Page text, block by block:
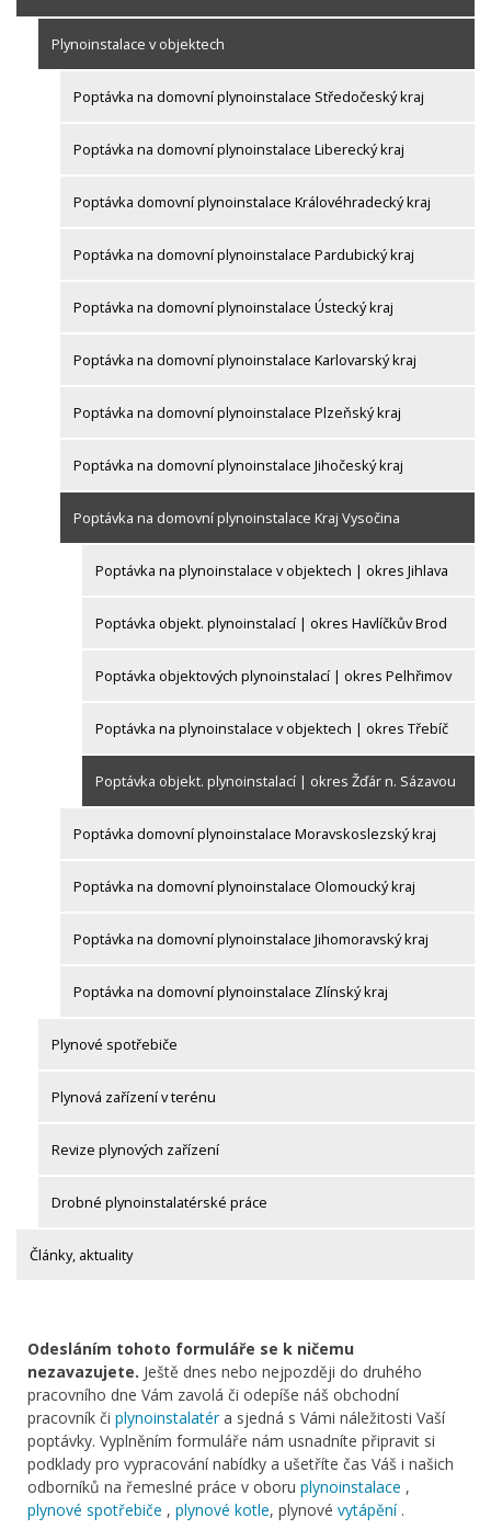
Plynoinstalace v objektech
Poptávka na domovní plynoinstalace Středočeský kraj
Poptávka na domovní plynoinstalace Liberecký kraj
Poptávka domovní plynoinstalace Královéhradecký kraj
Poptávka na domovní plynoinstalace Pardubický kraj
Poptávka na domovní plynoinstalace Ústecký kraj
Poptávka na domovní plynoinstalace Karlovarský kraj
Poptávka na domovní plynoinstalace Plzeňský kraj
Poptávka na domovní plynoinstalace Jihočeský kraj
Poptávka na domovní plynoinstalace Kraj Vysočina
Poptávka na plynoinstalace v objektech | okres Jihlava
Poptávka objekt. plynoinstalací | okres Havlíčkův Brod
Poptávka objektových plynoinstalací | okres Pelhřimov
Poptávka na plynoinstalace v objektech | okres Třebíč
Poptávka objekt. plynoinstalací | okres Žďár n. Sázavou
Poptávka domovní plynoinstalace Moravskoslezský kraj
Poptávka na domovní plynoinstalace Olomoucký kraj
Poptávka na domovní plynoinstalace Jihomoravský kraj
Poptávka na domovní plynoinstalace Zlínský kraj
Plynové spotřebiče
Plynová zařízení v terénu
Revize plynových zařízení
Drobné plynoinstalatérské práce
Články, aktuality
Odesláním tohoto formuláře se k ničemu
nezavazujete. Ještě dnes nebo nejpozději do druhého
pracovního dne Vám zavolá či odepíše náš obchodní
pracovník či plynoinstalatéra sjedná s Vámi náležitosti Vaší
poptávky. Vyplněním formuláře nám usnadníte připravit si
podklady pro vypracování nabídky a ušetříte čas Váš i našich
odborníků na řemeslné práce v oboru plynoinstalace ,
plynové spotřebiče , plynové kotle, plynové vytápění.